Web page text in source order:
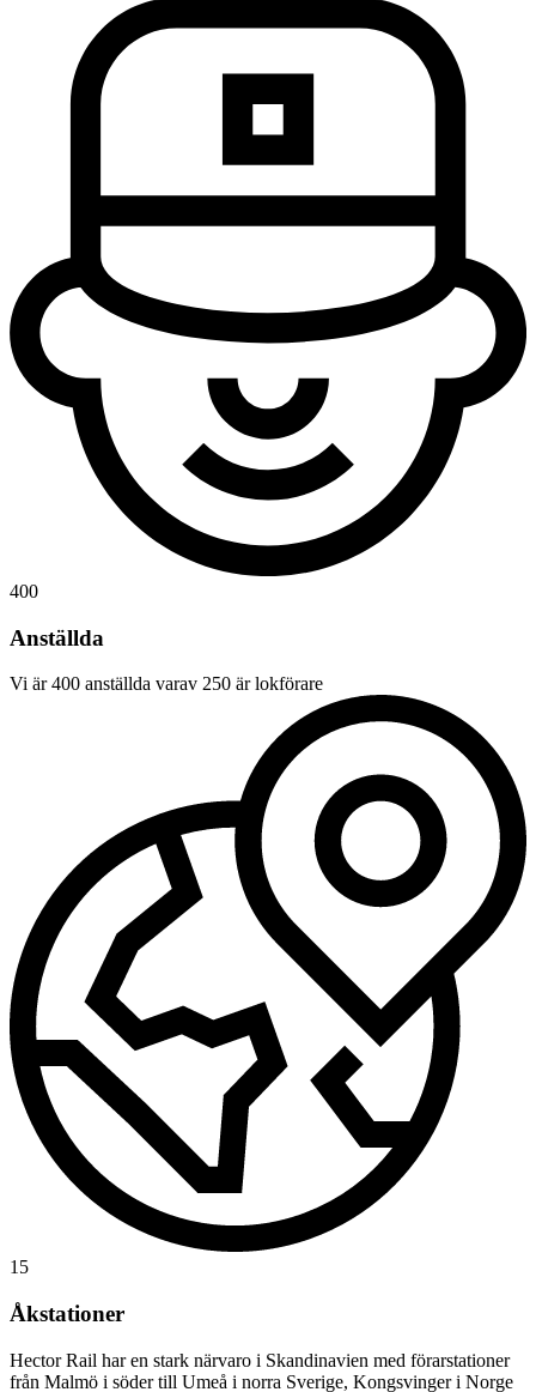
400
Anställda
Vi är 400 anställda varav 250 är lokförare
15
Åkstationer
Hector Rail har en stark närvaro i Skandinavien med förarstationer
från Malmö i söder till Umeå i norra Sverige, Kongsvinger i Norge